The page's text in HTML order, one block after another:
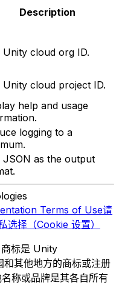
Description
Unity cloud org ID.
Unity cloud project ID.
help and usage
logging to a
JSON as the output
Terms of Use请
选择（Cookie 设置）
标是 Unity
其他地方的商标或注册
称或品牌是其各自所有